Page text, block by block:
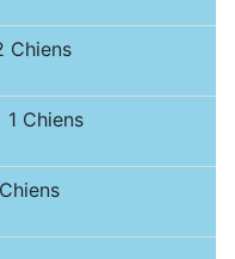
Chiens
Chiens